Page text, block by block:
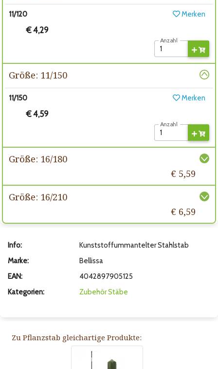
11/120 Merken
€ 4,29
Anzahl
Größe: 11/150
11/150 Merken
€ 4,59
Anzahl
Größe: 16/180
€ 5,59
Größe: 16/210
€ 6,59
Info:
Kunststoffummantelter Stahlstab
Marke:
Bellissa
EAN:
4042897905125
Kategorien:
ZubehörStäbe
Zu Pflanzstab gleichartige Produkte: